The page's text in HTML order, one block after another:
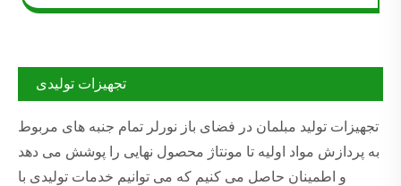
تجهیزات تولیدی
تجهیزات تولید مبلمان در فضای باز نورلر تمام جنبه های مربوط
به پردازش مواد اولیه تا مونتاژ محصول نهایی را پوشش می دهد
و اطمینان حاصل می کنیم که می توانیم خدمات تولیدی با